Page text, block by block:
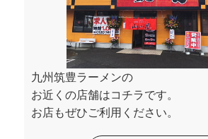
九州筑豊ラーメンの
お近くの店舗はコチラです。
お店もぜひご利用ください。